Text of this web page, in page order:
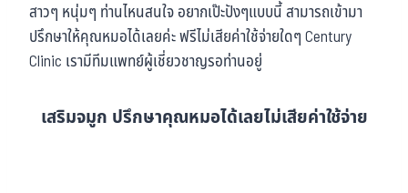
สาวๆ หนุ่มๆ ท่านไหนสนใจ อยากเป๊ะปังๆแบบนี้ สามารถเข้ามา
ปรึกษาให้คุณหมอได้เลยค่ะ ฟรีไม่เสียค่าใช้จ่ายใดๆ Century
Clinic เรามีทีมแพทย์ผู้เชี่ยวชาญรอท่านอยู่
เสริมจมูก ปรึกษาคุณหมอได้เลยไม่เสียค่าใช้จ่าย